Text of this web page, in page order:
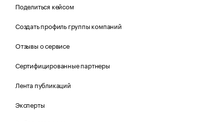
Поделиться кейсом
Создать профиль группы компаний
Отзывы о сервисе
Сертифицированные партнеры
Лента публикаций
Эксперты